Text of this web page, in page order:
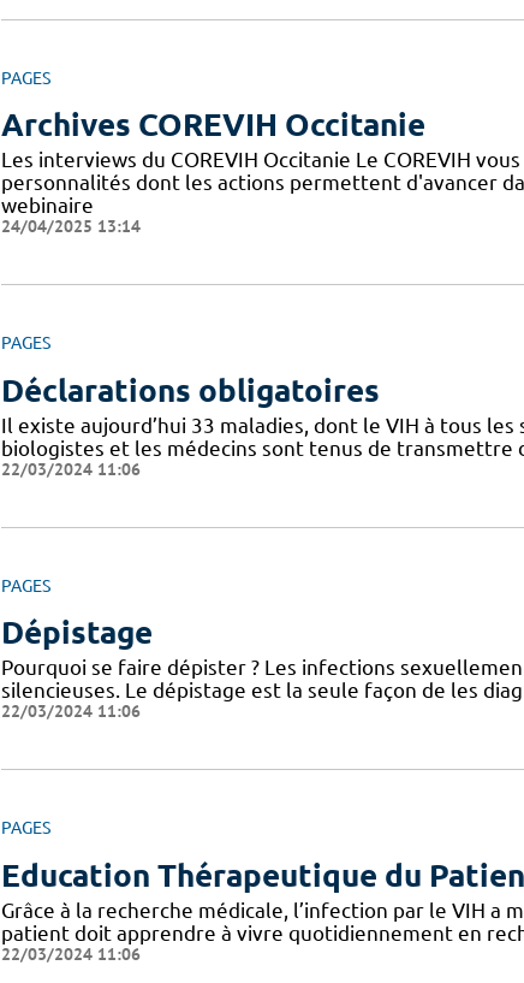
PAGES
Archives COREVIH Occitanie
Les interviews du COREVIH Occitanie Le COREVIH
personnalités dont les actions permettent d'avancer
webinaire
24/04/2025 13:14
PAGES
Déclarations obligatoires
Il existe aujourd’hui 33 maladies, dont le VIH à tous
biologistes et les médecins sont tenus de transmettre
22/03/2024 11:06
PAGES
Dépistage
Pourquoi se faire dépister ? Les infections
silencieuses. Le dépistage est la seule façon de les
22/03/2024 11:06
PAGES
Education Thérapeutique du
Grâce à la recherche médicale, l’infection par le VIH
patient doit apprendre à vivre quotidiennement en
22/03/2024 11:06